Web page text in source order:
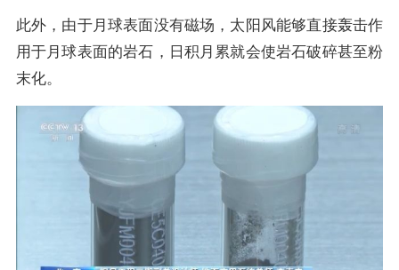
此外，由于月球表面没有磁场，太阳风能够直接轰击作
用于月球表面的岩石，日积月累就会使岩石破碎甚至粉
末化。